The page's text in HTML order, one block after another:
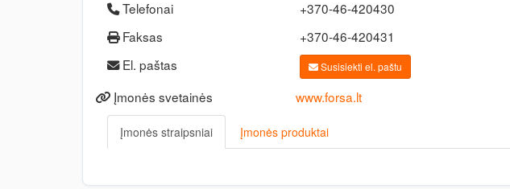
Telefonai
+370-46-420430
Faksas
+370-46-420431
El. paštas
Susisiekti el. paštu
Įmonės svetainės www.forsa.lt
Įmonės straipsniai Įmonės produktai